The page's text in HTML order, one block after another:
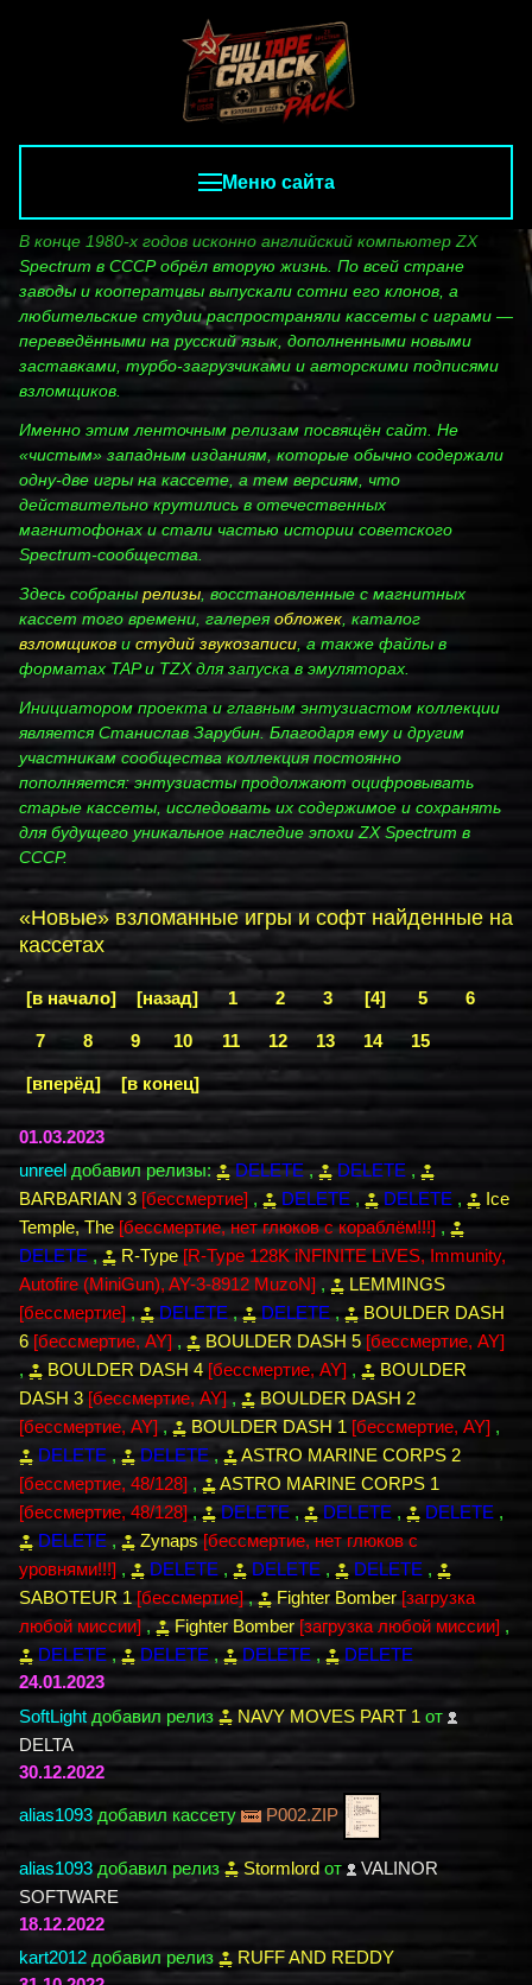
Меню сайта
В конце 1980‑х годов исконно английский компьютер ZX
Spectrum в СССР обрёл вторую жизнь. По всей стране
заводы и кооперативы выпускали сотни его клонов, а
любительские студии распространяли кассеты с играми —
переведёнными на русский язык, дополненными новыми
заставками, турбо‑загрузчиками и авторскими подписями
взломщиков.
Именно этим ленточным релизам посвящён сайт. Не
«чистым» западным изданиям, которые обычно содержали
одну‑две игры на кассете, а тем версиям, что
действительно крутились в отечественных
магнитофонах и стали частью истории советского
Spectrum‑сообщества.
Здесь собраны релизы, восстановленные с магнитных
кассет того времени, галереяобложек , каталог
взломщиков истудий звукозаписи , а также файлы в
форматах TAP и TZX для запуска в эмуляторах.
Инициатором проекта и главным энтузиастом коллекции
является Станислав Зарубин. Благодаря ему и другим
участникам сообщества коллекция постоянно
пополняется: энтузиасты продолжают оцифровывать
старые кассеты, исследовать их содержимое и сохранять
для будущего уникальное наследие эпохи ZX Spectrum в
СССР.
«Новые» взломанные игры и софт найденные на
кассетах
[в начало] [назад] 1 2 3 [4] 5 6
7 8 9 10 11 12 13 14 15
[вперёд] [в конец]
01.03.2023
unreelдобавил релизы: DELETE , DELETE ,
BARBARIAN 3 [бессмертие] , DELETE , DELETE ,
Ice
Temple, The [бессмертие, нет глюков с кораблём!!!] ,
DELETE , R-Type [R-Type 128K iNFINITE LiVES, Immunity,
Autofire (MiniGun), AY-3-8912 MuzoN] ,
LEMMINGS
[бессмертие] , DELETE , DELETE ,
BOULDER DASH
6 [бессмертие, AY] , BOULDER DASH 5 [бессмертие, AY]
,
BOULDER DASH 4 [бессмертие, AY] ,
BOULDER
DASH 3 [бессмертие, AY] ,
BOULDER DASH 2
[бессмертие, AY] , BOULDER DASH 1 [бессмертие, AY] ,
DELETE , DELETE ,
ASTRO MARINE CORPS 2
[бессмертие, 48/128] ,
ASTRO MARINE CORPS 1
[бессмертие, 48/128] , DELETE , DELETE , DELETE ,
DELETE , Zynaps [бессмертие, нет глюков с
уровнями!!!] , DELETE , DELETE , DELETE ,
SABOTEUR 1 [бессмертие] , Fighter Bomber [загрузка
любой миссии] , Fighter Bomber [загрузка любой миссии] ,
DELETE , DELETE , DELETE ,
DELETE
24.01.2023
SoftLight добавил релиз NAVY MOVES PART 1 от
DELTA
30.12.2022
alias1093 добавил кассету P002.ZIP
alias1093 добавил релиз Stormlord от
VALINOR
SOFTWARE
18.12.2022
kart2012 добавил релиз
RUFF AND REDDY